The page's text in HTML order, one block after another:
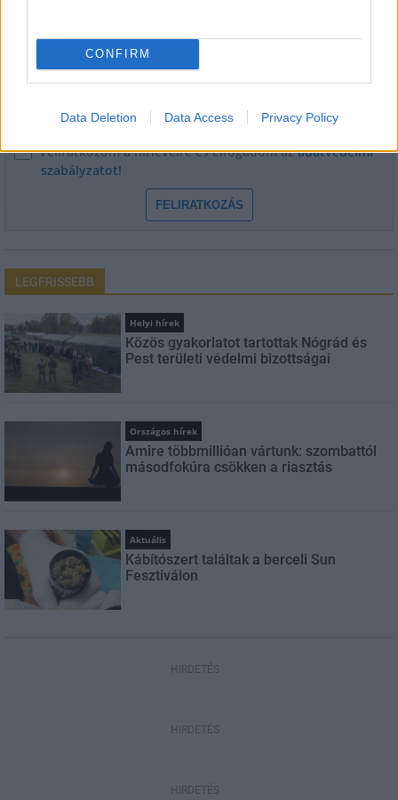
CONFIRM
Data Deletion Data Access Privacy Policy
Név
Feliratkozom a hírlevélre és elfogadom azadatvédelmi
szabályzatot!
FELIRATKOZÁS
LEGFRISSEBB
Helyi hírek
Közös gyakorlatot tartottak Nógrád és
Pest területi védelmi bizottságai
Országos hírek
Amire többmillióan vártunk: szombattól
másodfokúra csökken a riasztás
Aktuális
Kábítószert találtak a berceli Sun
Fesztiválon
HIRDETÉS
HIRDETÉS
HIRDETÉS